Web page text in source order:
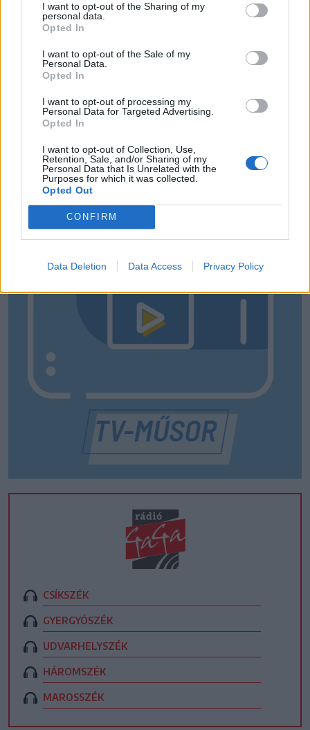
I want to opt-out of the Sharing of my
personal data.
Opted In
I want to opt-out of the Sale of my
Personal Data.
Opted In
I want to opt-out of processing my
Personal Data for Targeted Advertising.
Opted In
I want to opt-out of Collection, Use,
Retention, Sale, and/or Sharing of my
Personal Data that Is Unrelated with the
Purposes for which it was collected.
Opted Out
CONFIRM
Data Deletion Data Access Privacy Policy
a Román Kupában
19:55
Minden csapat visszaíratkozott, alig változik az
Udvarhely körzeti focibajnokság összetétele
Kezdési időpontot kapott a székely derbi
15:50
Intenzív felkészülés után magabiztosan várják a
bajnoki rajtot az FK Csíkszereda fiataljai
MÉG TÖBB FRISS HÍR
CSÍKSZÉK
GYERGYÓSZÉK
UDVARHELYSZÉK
HÁROMSZÉK
MAROSSZÉK